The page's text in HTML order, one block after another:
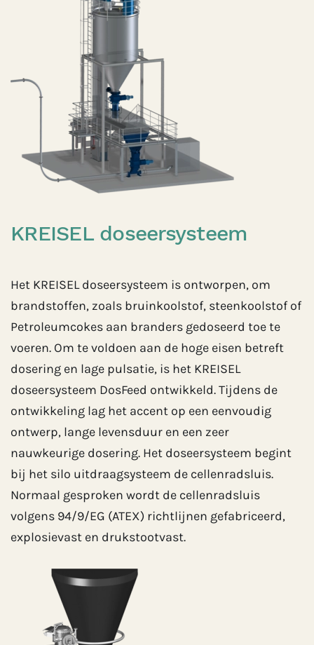
KREISEL doseersysteem
Het KREISEL doseersysteem is ontworpen, om
brandstoffen, zoals bruinkoolstof, steenkoolstof of
Petroleumcokes aan branders gedoseerd toe te
voeren. Om te voldoen aan de hoge eisen betreft
dosering en lage pulsatie, is het KREISEL
doseersysteem DosFeed ontwikkeld. Tijdens de
ontwikkeling lag het accent op een eenvoudig
ontwerp, lange levensduur en een zeer
nauwkeurige dosering. Het doseersysteem begint
bij het silo uitdraagsysteem de cellenradsluis.
Normaal gesproken wordt de cellenradsluis
volgens 94/9/EG (ATEX) richtlijnen gefabriceerd,
explosievast en drukstootvast.